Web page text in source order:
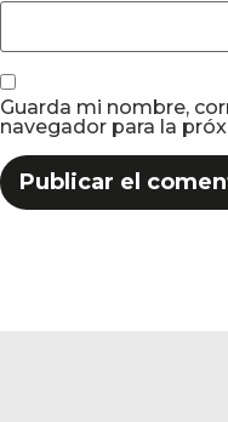
Guarda mi nombre,
navegador para la